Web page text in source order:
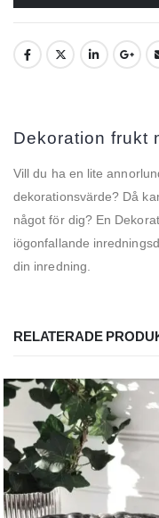
Dekoration frukt
Vill du ha en lite
dekorationsvärde? Då
något för dig? En
iögonfallande
din inredning.
RELATERADE